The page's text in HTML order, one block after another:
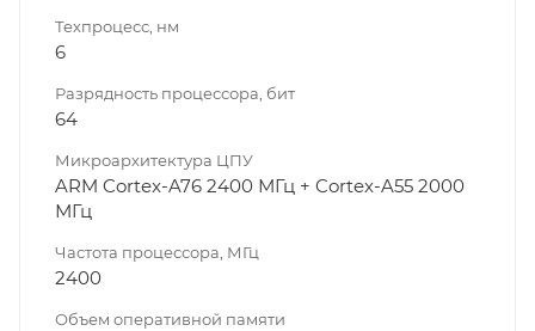
Техпроцесс, нм
6
Разрядность процессора, бит
64
Микроархитектура ЦПУ
ARM Cortex-A76 2400 МГц + Cortex-A55 2000
МГц
Частота процессора, МГц
2400
Объем оперативной памяти